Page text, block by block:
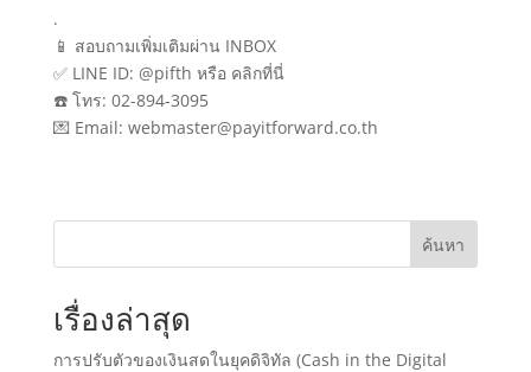
.
📱 สอบถามเพิ่มเติมผ่าน INBOX
✅ LINE ID: @pifth หรือ คลิกที่นี่
☎️ โทร: 02-894-3095
💌 Email: webmaster@payitforward.co.th
ค้นหา
เรื่องล่าสุด
การปรับตัวของเงินสดในยุคดิจิทัล (Cash in the Digital